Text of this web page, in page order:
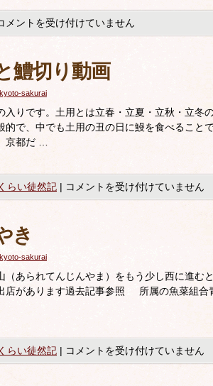
メントを受け付けていません
鱧切り動画
kyoto-sakurai
入りです。土用とは立春・立夏・立秋・立冬
的で、中でも土用の丑の日に鰻を食べること
京都だ …
らい徒然記 | コメントを受け付けていません
き
kyoto-sakurai
（あられてんじんやま）をもう少し西に進む
店があります過去記事参照 所属の魚菜組合
らい徒然記 | コメントを受け付けていません